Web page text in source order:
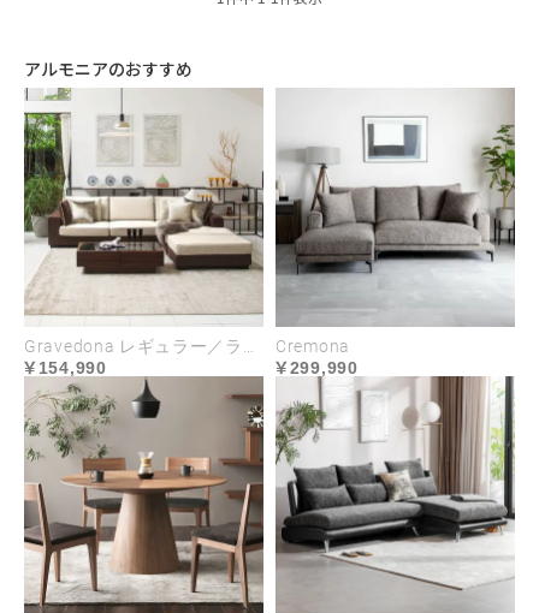
アルモニアのおすすめ
Gravedona レギュラー／ラージサイズ
154,990
Cremona
299,990